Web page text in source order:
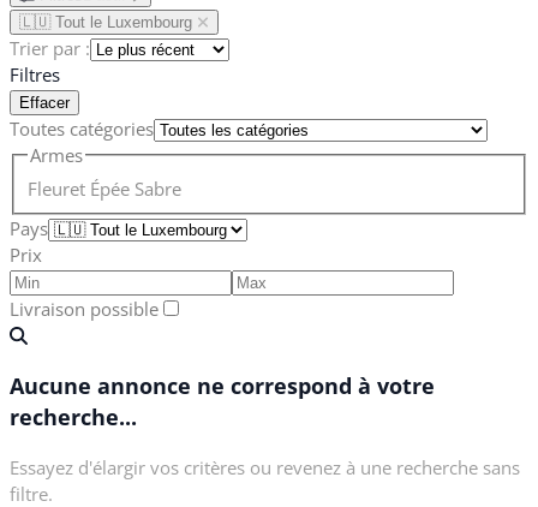
🇱🇺 Tout le Luxembourg
Trier par :
Filtres
Effacer
Toutes catégories
Armes
Fleuret Épée Sabre
Pays
Prix
Livraison possible
Aucune annonce ne correspond à votre
recherche...
Essayez d'élargir vos critères ou revenez à une recherche sans
filtre.